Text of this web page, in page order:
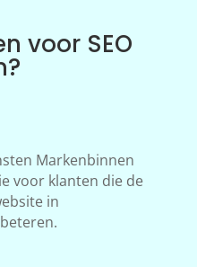
voor SEO
Markenbinnen
voor klanten die de
in